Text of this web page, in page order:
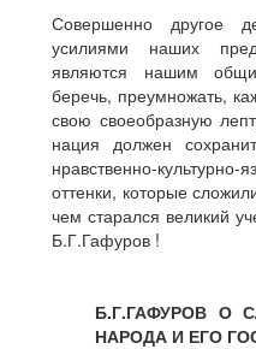
Совершенно другое
усилиями наших
являются нашим
беречь, преумножать,
свою своеобразную
нация должен
нравственно-
оттенки, которые
чем старался великий
Б.Г.Гафуров !
Б.Г.ГАФУРОВ О
НАРОДА И ЕГО